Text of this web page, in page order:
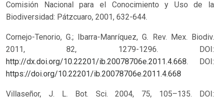
Comisión Nacional para el Conocimiento y Uso de la
Biodiversidad: Pátzcuaro, 2001, 632-644.
Cornejo-Tenorio, G.; Ibarra-Manríquez, G. Rev. Mex. Biodiv.
2011, 82, 1279-1296. DOI:
http://dx.doi.org/10.22201/ib.20078706e.2011.4.668. DOI:
https://doi.org/10.22201/ib.20078706e.2011.4.668
Villaseñor, J. L. Bot. Sci. 2004, 75, 105–135. DOI: